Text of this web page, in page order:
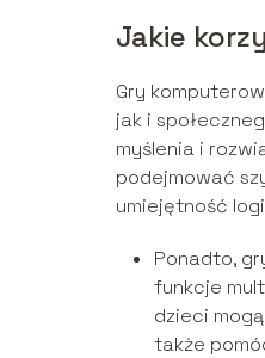
Jakie
Gry
jak i
myślenia i
podejmować
umiejętność
Ponadto,
funkcje
dzieci
także